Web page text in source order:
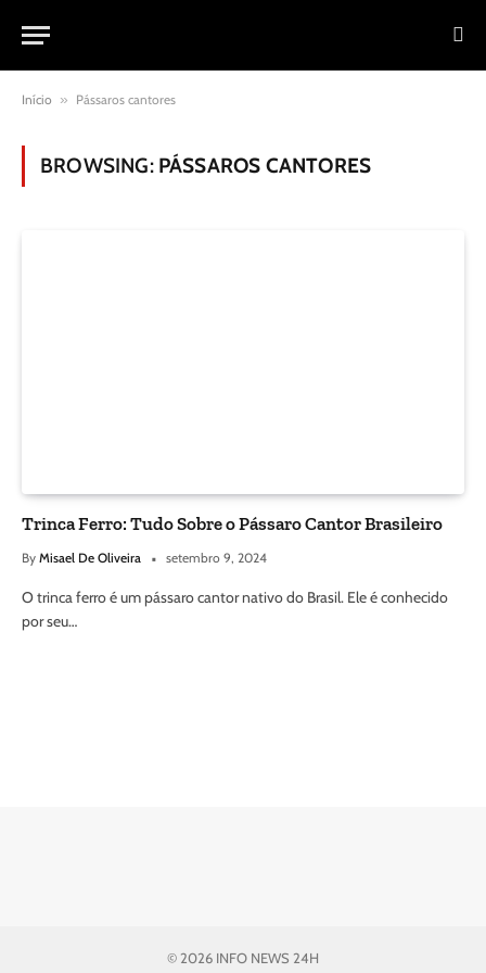
Início » Pássaros cantores
BROWSING: PÁSSAROS CANTORES
Trinca Ferro: Tudo Sobre o Pássaro Cantor Brasileiro
By Misael De Oliveira setembro 9, 2024
O trinca ferro é um pássaro cantor nativo do Brasil. Ele é conhecido
por seu…
© 2026 INFO NEWS 24H